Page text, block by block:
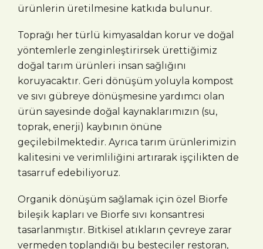
ürünlerin üretilmesine katkıda bulunur.
Toprağı her türlü kimyasaldan korur ve doğal
yöntemlerle zenginleştirirsek ürettiğimiz
doğal tarım ürünleri insan sağlığını
koruyacaktır. Geri dönüşüm yoluyla kompost
ve sıvı gübreye dönüşmesine yardımcı olan
ürün sayesinde doğal kaynaklarımızın (su,
toprak, enerji) kaybının önüne
geçilebilmektedir. Ayrıca tarım ürünlerimizin
kalitesini ve verimliliğini artırarak işçilikten de
tasarruf edebiliyoruz.
Organik dönüşüm sağlamak için özel Biorfe
bileşik kapları ve Biorfe sıvı konsantresi
tasarlanmıştır. Bitkisel atıkların çevreye zarar
vermeden toplandığı bu besteciler restoran,